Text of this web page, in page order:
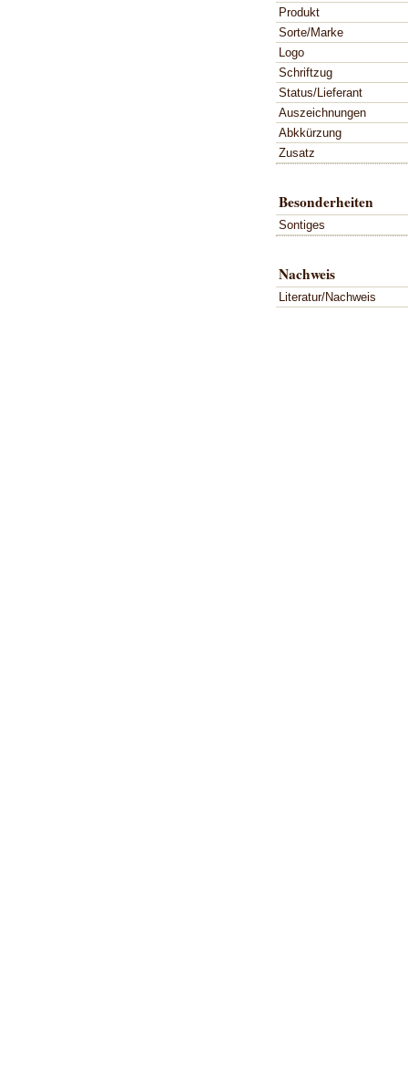
Produkt
Sorte/Marke
Logo
Schriftzug
Status/Lieferant
Auszeichnungen
Abkkürzung
Zusatz
Besonderheiten
Sontiges
Nachweis
Literatur/Nachweis